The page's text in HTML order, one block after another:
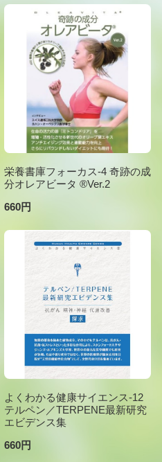
栄養書庫フォーカス-4 奇跡の成
分オレアビータ ®Ver.2
660円
よくわかる健康サイエンス-12
テルペン／TERPENE最新研究
エビデンス集
660円